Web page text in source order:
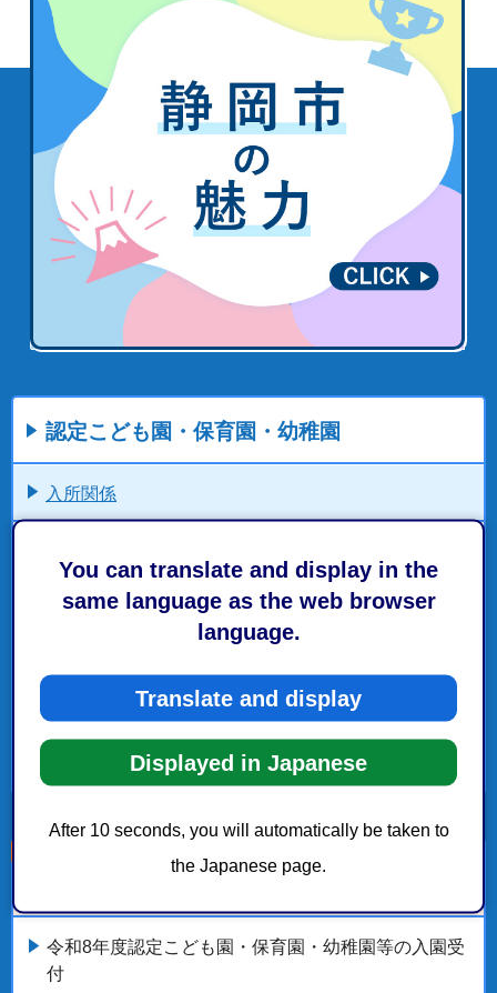
You can translate and display in the
same language as the web browser
language.
Translate and display
Displayed in Japanese
After 10 seconds, you will automatically be taken to
the Japanese page.
認定こども園・保育園・幼稚園
入所関係
こども園一覧（駿河区）
静岡市の待機児童園
もっとみる
令和8年度認定こども園・保育園・幼稚園等の入園受
付